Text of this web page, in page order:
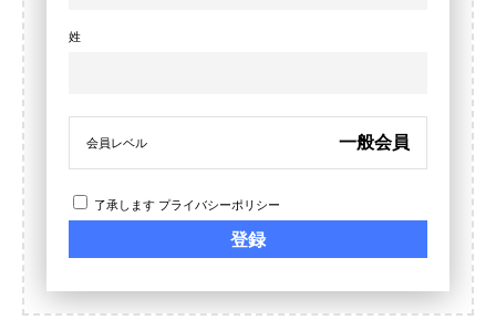
姓
会員レベル 一般会員
了承します プライバシーポリシー